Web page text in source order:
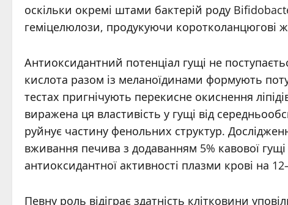
оскільки окремі штами бактерій роду
геміцелюлози, продукуючи коротколанцюгові
Антиоксидантний потенціал гущі не
кислота разом із меланоїдинами формують
тестах пригнічують перекисне окиснення
виражена ця властивість у гущі від
руйнує частину фенольних структур.
вживання печива з додаванням 5% кавової
антиоксидантної активності плазми крові на
Певну роль відіграє здатність клітковини